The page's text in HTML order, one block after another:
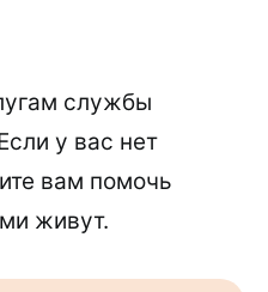
службы
у вас нет
вам помочь
живут.